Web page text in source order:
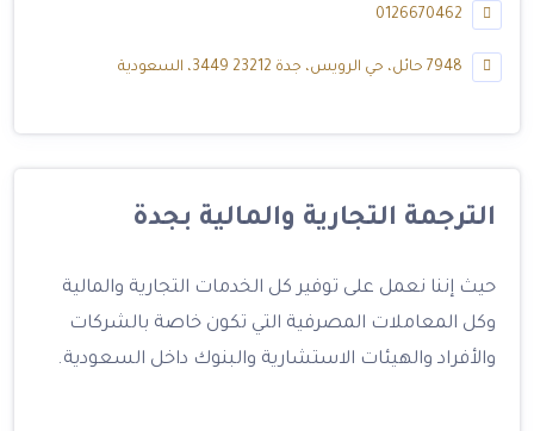
الترجمة التجارية والمالية بجدة
حيث إننا نعمل على توفير كل الخدمات التجارية والمالية
وكل المعاملات المصرفية التي تكون خاصة بالشركات
والأفراد والهيئات الاستشارية والبنوك داخل السعودية.